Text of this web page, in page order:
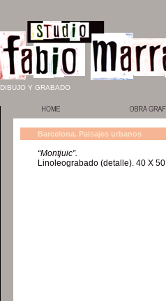
DIBUJO Y GRABADO
Barcelona. Paisajes urbanos
“Montjuic”.
Linoleograbado (detalle). 40 X 50